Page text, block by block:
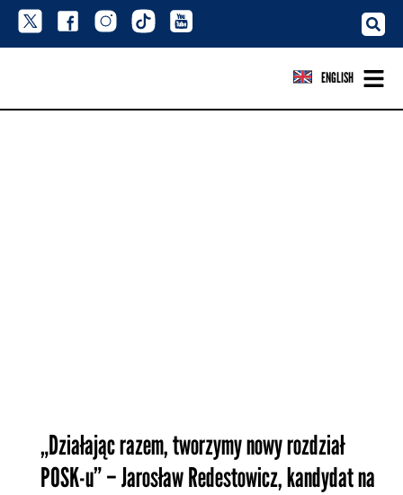
ENGLISH
„Działając razem, tworzymy nowy rozdział
POSK-u” – Jarosław Redestowicz, kandydat na